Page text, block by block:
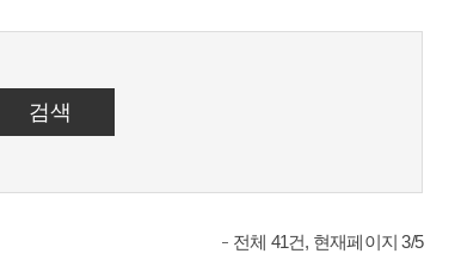
전체 41건, 현재페이지 3/5